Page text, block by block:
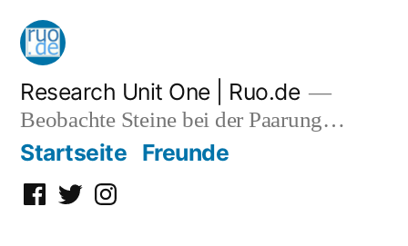
Zum
Inhalt
springen
Research Unit One | Ruo.de
Beobachte Steine bei der Paarung…
Startseite Freunde
Facebook
TwitterInstagram